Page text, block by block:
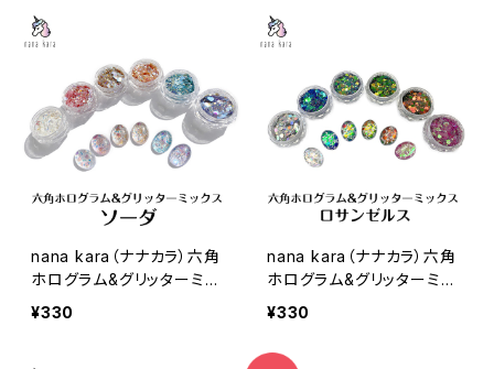
nana kara（ナナカラ）六角
ホログラム&グリッターミッ
クス ソーダ
¥330
nana kara（ナナカラ）六角
ホログラム&グリッターミッ
クス ロサンゼルス
¥330